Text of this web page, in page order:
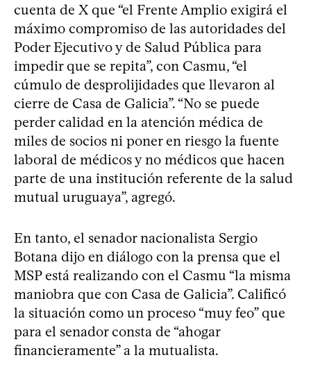
cuenta de X que “el Frente Amplio exigirá el
máximo compromiso de las autoridades del
Poder Ejecutivo y de Salud Pública para
impedir que se repita”, con Casmu, “el
cúmulo de desprolijidades que llevaron al
cierre de Casa de Galicia”. “No se puede
perder calidad en la atención médica de
miles de socios ni poner en riesgo la fuente
laboral de médicos y no médicos que hacen
parte de una institución referente de la salud
mutual uruguaya”, agregó.
En tanto, el senador nacionalista Sergio
Botana dijo en diálogo con la prensa que el
MSP está realizando con el Casmu “la misma
maniobra que con Casa de Galicia”. Calificó
la situación como un proceso “muy feo” que
para el senador consta de “ahogar
financieramente” a la mutualista.